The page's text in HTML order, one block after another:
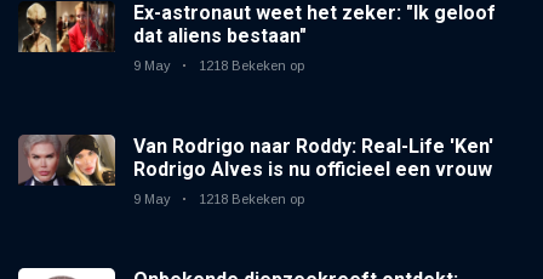
Ex-astronaut weet het zeker: "Ik geloof
dat aliens bestaan"
9 May 1218 Bekeken op
Van Rodrigo naar Roddy: Real-Life 'Ken'
Rodrigo Alves is nu officieel een vrouw
9 May 1218 Bekeken op